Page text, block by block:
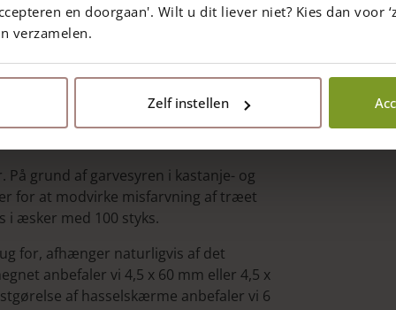
en doorgaan'. Wilt u dit liever niet? Kies dan voor
verzamelen.
Zelf instellen
grund af garvesyren i kastanje- og
for at modvirke misfarvning af træet
i æsker med 100 styks.
for, afhænger naturligvis af det
anbefaler vi 4,5 x 60 mm eller 4,5 x
af hasselskærme anbefaler vi 6